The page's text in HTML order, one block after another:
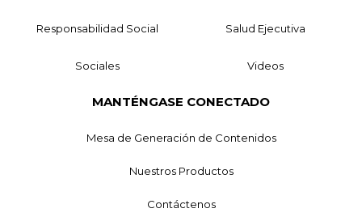
Responsabilidad Social Salud Ejecutiva
Sociales Videos
MANTÉNGASE CONECTADO
Mesa de Generación de Contenidos
Nuestros Productos
Contáctenos